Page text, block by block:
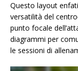
Questo layout
versatilità del
punto focale
diagrammi per
le sessioni di